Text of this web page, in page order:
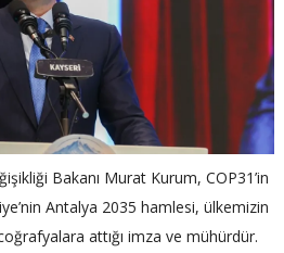
Bakanı Murat Kurum, COP31’in
Antalya 2035 hamlesi, ülkemizin
attığı imza ve mühürdür.